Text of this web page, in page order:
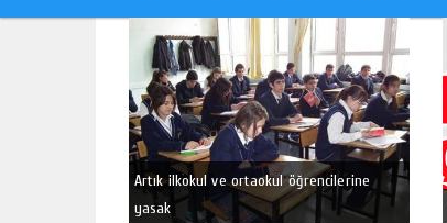
Artık ilkokul ve ortaokul öğrencilerine
yasak